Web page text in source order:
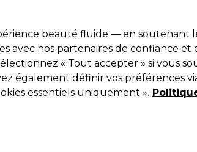
Rechercher
Equipement de salon Beauté Hommes
beauté fluide — en soutenant
avec nos partenaires de confiance et
« Tout accepter » si vous
également définir vos préférences
essentiels uniquement ».